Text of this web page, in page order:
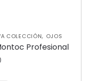
COLECCIÓN, OJOS
Profesional